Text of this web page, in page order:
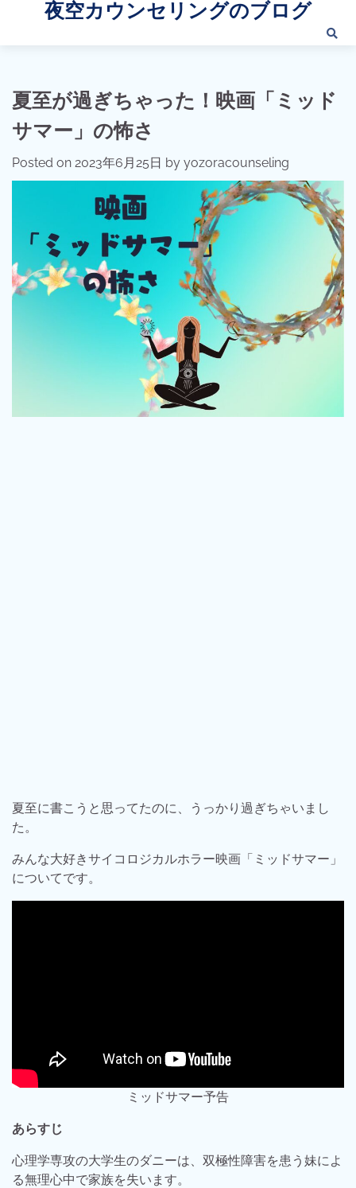
content
夜空カウンセリングのブログ
夏至が過ぎちゃった！映画「ミッド
サマー」の怖さ
Posted on 2023年6月25日 by yozoracounseling
夏至に書こうと思ってたのに、うっかり過ぎちゃいまし
た。
みんな大好きサイコロジカルホラー映画「ミッドサマー」
についてです。
ミッドサマー予告
あらすじ
心理学専攻の大学生のダニーは、双極性障害を患う妹によ
る無理心中で家族を失います。